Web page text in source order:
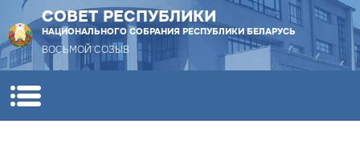
СОВЕТ РЕСПУБЛИКИ
НАЦИОНАЛЬНОГО СОБРАНИЯ РЕСПУБЛИКИ БЕЛАРУСЬ
ВОСЬМОЙ СОЗЫВ